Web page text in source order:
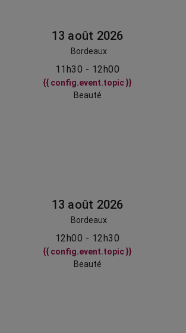
13 août 2026
Bordeaux
11h30 - 12h00
{{ config.event.topic }}
Beauté
13 août 2026
Bordeaux
12h00 - 12h30
{{ config.event.topic }}
Beauté